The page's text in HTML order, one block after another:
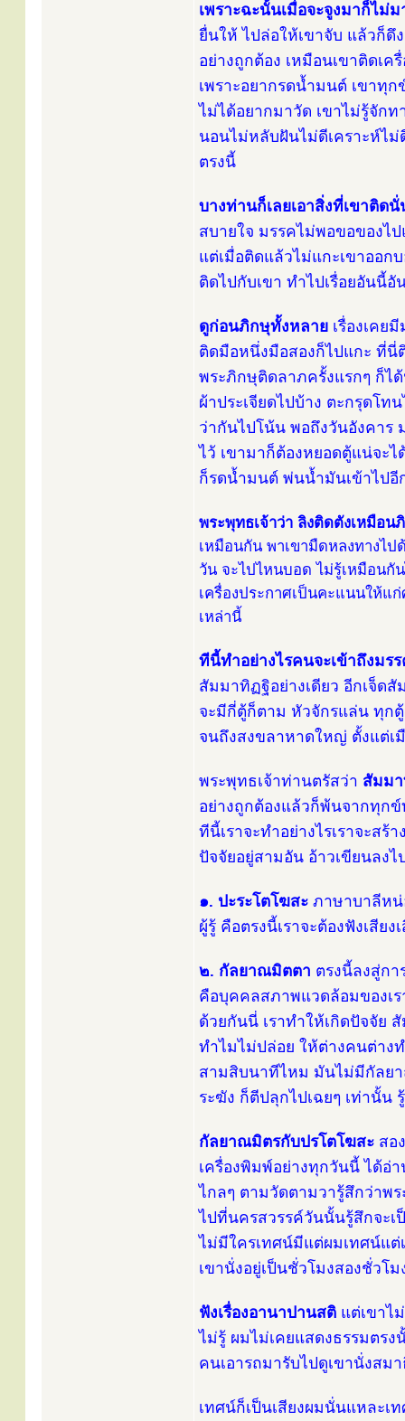
เพราะฉะนั้นเมื่อจะจูงมาก็ไม่ม
ยื่นให้ ไปล่อให้เขาจับ แล้วก็ดึ
อย่างถูกต้อง เหมือนเขาติดเค
เพราะอยากรดน้ำมนต์ เขาทุ
ไม่ได้อยากมาวัด เขาไม่รู้จัก
นอนไม่หลับฝันไม่ดีเคราะห์ไ
ตรงนี้
บางท่านก็เลยเอาสิ่งที่เขาติด
สบายใจ มรรคไม่พอขอของไ
แต่เมื่อติดแล้วไม่แกะเขาออก
ติดไปกับเขา ทำไปเรื่อยอันนี้อั
ดูก่อนภิกษุทั้งหลาย เรื่องเคย
ติดมือหนึ่งมือสองก็ไปแกะ ที่นี่
พระภิกษุติดลาภครั้งแรกๆ ก็ไ
ผ้าประเจียดไปบ้าง ตะกรุดโท
ว่ากันไปโน้น พอถึงวันอังคาร
ไว้ เขามาก็ต้องหยอดตู้แน่จะไ
ก็รดน้ำมนต์ พ่นน้ำมันเข้าไปอี
พระพุทธเจ้าว่า ลิงติดตังเหมือน
เหมือนกัน พาเขามืดหลงทางไ
วัน จะไปไหนบอด ไม่รู้เหมือนกั
เครื่องประกาศเป็นคะแนนให้แ
เหล่านี้
ทีนี้ทำอย่างไรคนจะเข้าถึงมร
สัมมาทิฏฐิอย่างเดียว อีกเจ็ด
จะมีกี่ตู้ก็ตาม หัวจักรแล่น ทุกตู้
จนถึงสงขลาหาดใหญ่ ตั้งแต่เ
พระพุทธเจ้าท่านตรัสว่า สัมม
อย่างถูกต้องแล้วก็พ้นจากทุก
ทีนี้เราจะทำอย่างไรเราจะส
ปัจจัยอยู่สามอัน อ้าวเขียนลง
๑. ปะระโตโฆสะ ภาษาบาลีหน่
ผู้รู้ คือตรงนี้เราจะต้องฟังเสีย
๒. กัลยาณมิตตา ตรงนี้ลงสู่ก
คือบุคคลสภาพแวดล้อมของเ
ด้วยกันนี่ เราทำให้เกิดปัจจัย
ทำไมไม่ปล่อย ให้ต่างคนต่าง
สามสิบนาทีไหม มันไม่มีกัลย
ระฆัง ก็ตีปลุกไปเฉยๆ เท่านั้น
กัลยาณมิตรกับปรโตโฆสะ สอ
เครื่องพิมพ์อย่างทุกวันนี้ ได้อ่
ไกลๆ ตามวัดตามวารู้สึกว่าพ
ไปที่นครสวรรค์วันนั้นรู้สึกจะ
ไม่มีใครเทศน์มีแต่ผมเทศน์แต่
เขานั่งอยู่เป็นชั่วโมงสองชั่วโ
ฟังเรื่องอานาปานสติ แต่เขาไ
ไม่รู้ ผมไม่เคยแสดงธรรมตรง
คนเอารถมารับไปดูเขานั่งสม
เทศน์ก็เป็นเสียงผมนั่นแหละเ